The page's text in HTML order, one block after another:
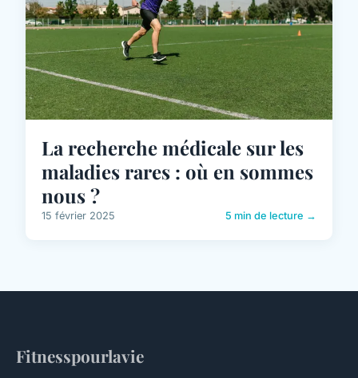
La recherche médicale sur les
maladies rares : où en sommes
nous ?
15 février 2025 5 min de lecture →
Fitnesspourlavie